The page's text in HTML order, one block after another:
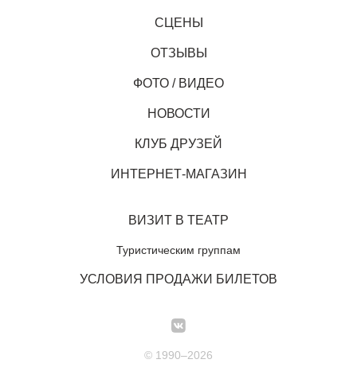
СЦЕНЫ
ОТЗЫВЫ
ФОТО / ВИДЕО
НОВОСТИ
КЛУБ ДРУЗЕЙ
ИНТЕРНЕТ-МАГАЗИН
ВИЗИТ В ТЕАТР
Туристическим группам
УСЛОВИЯ ПРОДАЖИ БИЛЕТОВ
© 1990–2026